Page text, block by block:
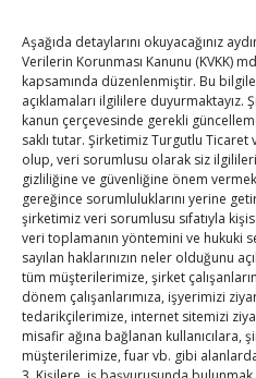
Aşağıda detaylarını okuyacağınız
Verilerin Korunması Kanunu (KVKK)
kapsamında düzenlenmiştir. Bu
açıklamaları ilgililere
kanun çerçevesinde gerekli
saklı tutar. Şirketimiz Turgutlu Ticaret
olup, veri sorumlusu olarak siz
gizliliğine ve güvenliğine önem
gereğince sorumluluklarını yerine
şirketimiz veri sorumlusu sıfatıyla
veri toplamanın yöntemini ve hukuki
sayılan haklarınızın neler olduğunu
tüm müşterilerimize, şirket
dönem çalışanlarımıza, işyerimizi
tedarikçilerimize, internet sitemizi
misafir ağına bağlanan kullanıcılara,
müşterilerimize, fuar vb. gibi
TOBB Son Yazılar
Kahramanmaraş Ticaret ve
binası hizmete açıldı
ByTUTSOon Ağu 5, 2026
Diren ailesine taziye ziyareti
ByTUTSOon Ağu 4, 2026
Hisarcıklıoğlu, Ardahan